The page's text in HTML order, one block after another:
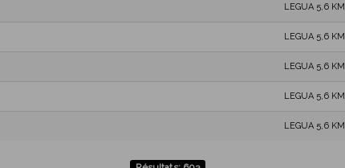
LEGUA 5,6 KM
LEGUA 5,6 KM
LEGUA 5,6 KM
LEGUA 5,6 KM
LEGUA 5,6 KM